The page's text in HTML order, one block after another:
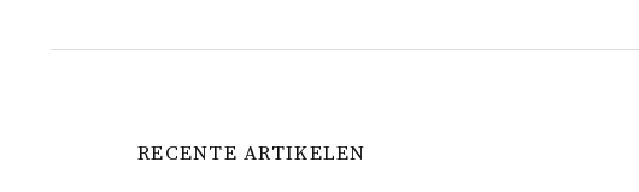
RECENTE ARTIKELEN